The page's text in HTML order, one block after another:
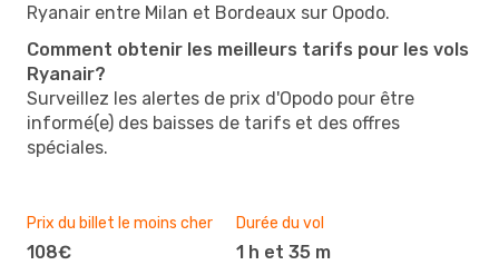
Ryanair entre Milan et Bordeaux sur Opodo.
Comment obtenir les meilleurs tarifs pour les vols
Ryanair?
Surveillez les alertes de prix d'Opodo pour être
informé(e) des baisses de tarifs et des offres
spéciales.
Prix du billet le moins cher
108€
Durée du vol
1 h et 35 m